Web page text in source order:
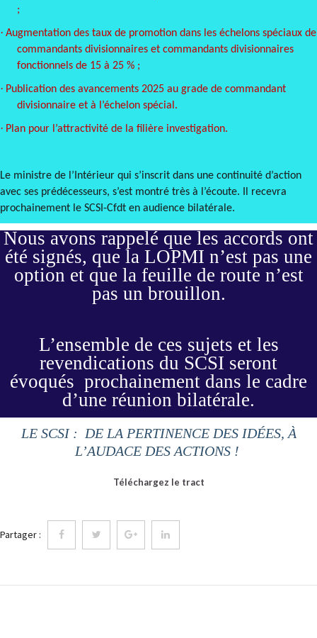
;
· Augmentation des taux de promotion dans les échelons spéciaux de
commandants divisionnaires et commandants divisionnaires
fonctionnels de 15 à 25 % ;
· Publication des avancements 2025 au grade de commandant
divisionnaire et à l’échelon spécial.
· Plan pour l’attractivité de la filière investigation.
Le ministre de l’Intérieur qui s’inscrit dans une continuité d’action
avec ses prédécesseurs, s’est montré très à l’écoute. Il recevra
prochainement le SCSI-Cfdt en audience bilatérale.
Nous avons rappelé que les accords ont
été signés, que la LOPMI n’est pas une
option et que la feuille de route n’est
pas un brouillon.
L’ensemble de ces sujets et les
revendications du SCSI seront
évoqués prochainement dans le cadre
d’une réunion bilatérale.
LE SCSI : DE LA PERTINENCE DES IDÉES, À
L’AUDACE DES ACTIONS !
Téléchargez le tract
Partager :